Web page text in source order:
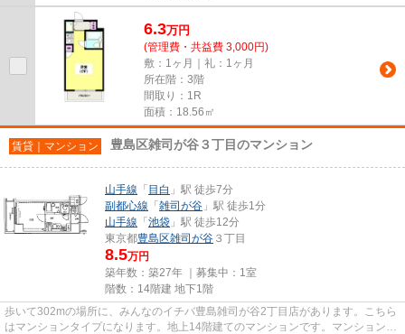
6.3万円
(管理費・共益費 3,000円)
敷：1ヶ月｜礼：1ヶ月
所在階：3階
間取り：1R
面積：18.56㎡
賃貸｜マンション 豊島区雑司が谷３丁目のマンション
山手線 「 目白 」駅 徒歩7分
副都心線 「 雑司が谷 」駅 徒歩1分
山手線 「 池袋 」駅 徒歩12分
東京都豊島区雑司が谷 ３丁目
8.5万円
築年数：築27年 ｜募集中： 1室
階数：14階建 地下1階
歩いて302mの場所に、みんなのイチバ豊島雑司が谷2丁目店があります。こちら
はマンションタイプになります。地上14階建てのマンションです。マンションの